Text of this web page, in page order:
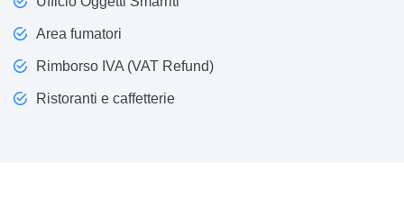
Area fumatori
Rimborso IVA (VAT Refund)
Ristoranti e caffetterie